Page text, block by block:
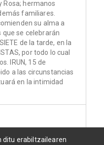
Rosa; hermanos
familiares.
su alma a
que se celebrarán
de la tarde, en la
por todo lo cual
IRUN, 15 de
a las circunstancias
en la intimidad
ditu erabiltzailearen